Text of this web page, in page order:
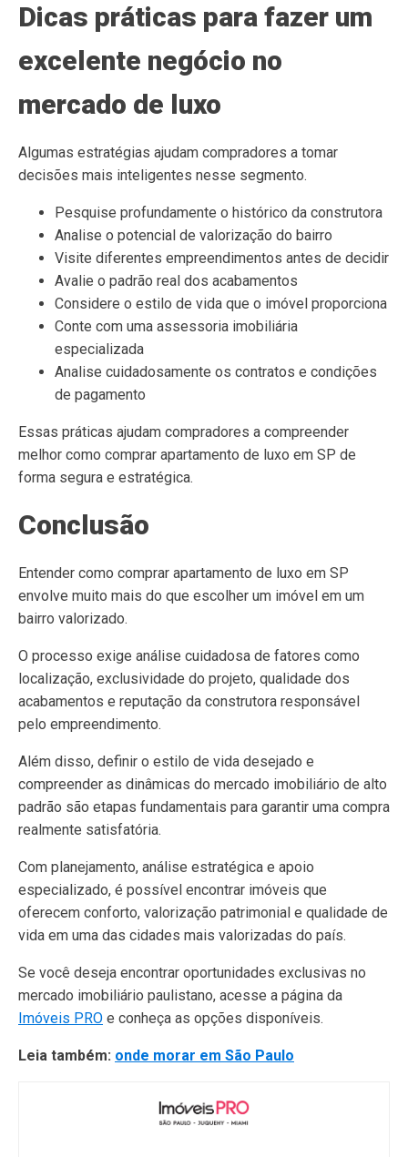
Dicas práticas para fazer um
excelente negócio no
mercado de luxo
Algumas estratégias ajudam compradores a tomar
decisões mais inteligentes nesse segmento.
Pesquise profundamente o histórico da construtora
Analise o potencial de valorização do bairro
Visite diferentes empreendimentos antes de decidir
Avalie o padrão real dos acabamentos
Considere o estilo de vida que o imóvel proporciona
Conte com uma assessoria imobiliária
especializada
Analise cuidadosamente os contratos e condições
de pagamento
Essas práticas ajudam compradores a compreender
melhor como comprar apartamento de luxo em SP de
forma segura e estratégica.
Conclusão
Entender como comprar apartamento de luxo em SP
envolve muito mais do que escolher um imóvel em um
bairro valorizado.
O processo exige análise cuidadosa de fatores como
localização, exclusividade do projeto, qualidade dos
acabamentos e reputação da construtora responsável
pelo empreendimento.
Além disso, definir o estilo de vida desejado e
compreender as dinâmicas do mercado imobiliário de alto
padrão são etapas fundamentais para garantir uma compra
realmente satisfatória.
Com planejamento, análise estratégica e apoio
especializado, é possível encontrar imóveis que
oferecem conforto, valorização patrimonial e qualidade de
vida em uma das cidades mais valorizadas do país.
Se você deseja encontrar oportunidades exclusivas no
mercado imobiliário paulistano, acesse a página da
Imóveis PRO e conheça as opções disponíveis.
Leia também: onde morar em São Paulo